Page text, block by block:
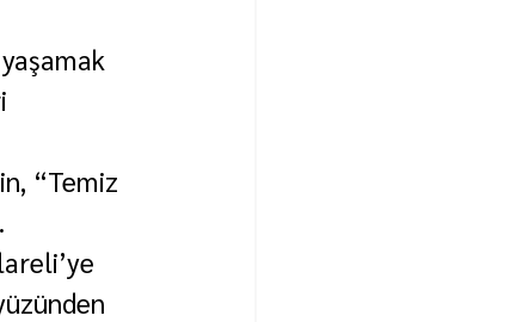
“Temiz